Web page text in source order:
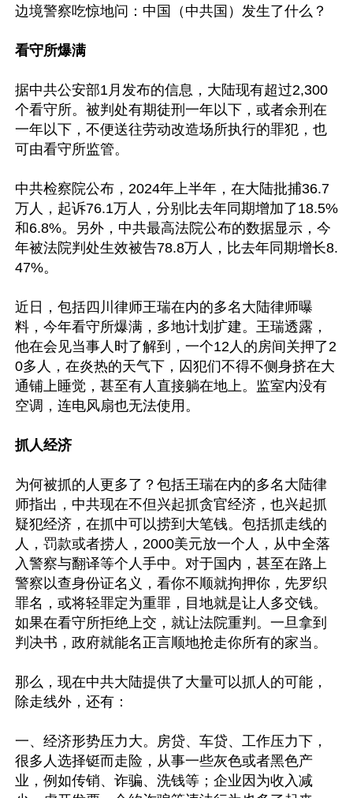
边境警察吃惊地问：中国（中共国）发生了什么？
看守所爆满
据中共公安部1月发布的信息，大陆现有超过2,300
个看守所。被判处有期徒刑一年以下，或者余刑在
一年以下，不便送往劳动改造场所执行的罪犯，也
可由看守所监管。
中共检察院公布，2024年上半年，在大陆批捕36.7
万人，起诉76.1万人，分别比去年同期增加了18.5%
和6.8%。另外，中共最高法院公布的数据显示，今
年被法院判处生效被告78.8万人，比去年同期增长8.
47%。
近日，包括四川律师王瑞在内的多名大陆律师曝
料，今年看守所爆满，多地计划扩建。王瑞透露，
他在会见当事人时了解到，一个12人的房间关押了2
0多人，在炎热的天气下，囚犯们不得不侧身挤在大
通铺上睡觉，甚至有人直接躺在地上。监室内没有
空调，连电风扇也无法使用。
抓人经济
为何被抓的人更多了？包括王瑞在内的多名大陆律
师指出，中共现在不但兴起抓贪官经济，也兴起抓
疑犯经济，在抓中可以捞到大笔钱。包括抓走线的
人，罚款或者捞人，2000美元放一个人，从中全落
入警察与翻译等个人手中。对于国内，甚至在路上
警察以查身份证名义，看你不顺就拘押你，先罗织
罪名，或将轻罪定为重罪，目地就是让人多交钱。
如果在看守所拒绝上交，就让法院重判。一旦拿到
判决书，政府就能名正言顺地抢走你所有的家当。
那么，现在中共大陆提供了大量可以抓人的可能，
除走线外，还有：
一、经济形势压力大。房贷、车贷、工作压力下，
很多人选择铤而走险，从事一些灰色或者黑色产
业，例如传销、诈骗、洗钱等；企业因为收入减